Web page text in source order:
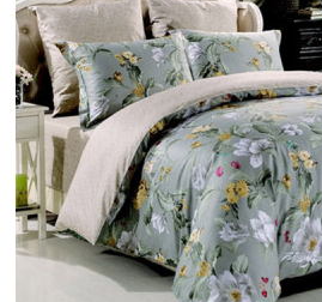
Шерсть
Эвкалипт
Теплота
Всесезонное
Легкое
Теплое
Страна производства
Австрия
Китай
Россия